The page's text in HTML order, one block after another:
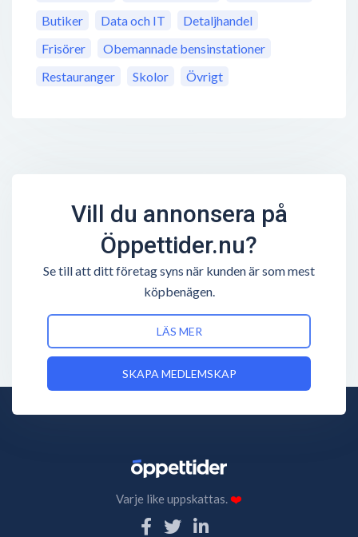
Butiker
Data och IT
Detaljhandel
Frisörer
Obemannade bensinstationer
Restauranger
Skolor Övrigt
Vill du annonsera på
Öppettider.nu?
Se till att ditt företag syns när kunden är som mest
köpbenägen.
LÄS MER
SKAPA MEDLEMSKAP
Varje like uppskattas.❤️